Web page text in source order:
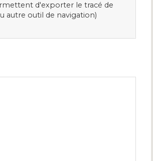
d'exporter le tracé de
autre outil de navigation)